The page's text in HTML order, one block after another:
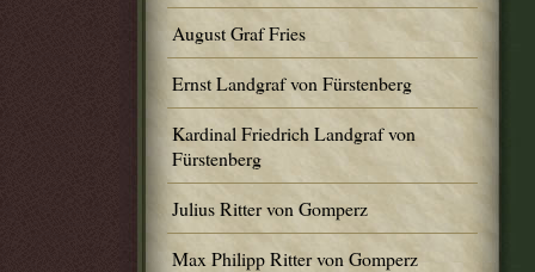
August Graf Fries
Ernst Landgraf von Fürstenberg
Kardinal Friedrich Landgraf von
Fürstenberg
Julius Ritter von Gomperz
Max Philipp Ritter von Gomperz